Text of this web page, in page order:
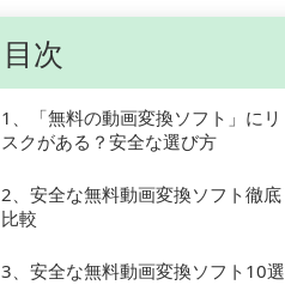
目次
1、
「無料の動画変換ソフト」にリ
スクがある？安全な選び方
2、 安全な無料動画変換ソフト徹底
比較
3、 安全な無料動画変換ソフト10選